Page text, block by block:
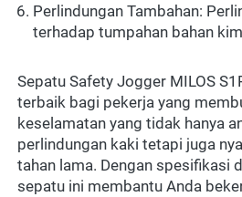
Perlindungan Tambahan:
terhadap tumpahan bahan
Sepatu Safety Jogger MILOS
terbaik bagi pekerja yang
keselamatan yang tidak hanya
perlindungan kaki tetapi juga
tahan lama. Dengan spesifikasi
sepatu ini membantu Anda